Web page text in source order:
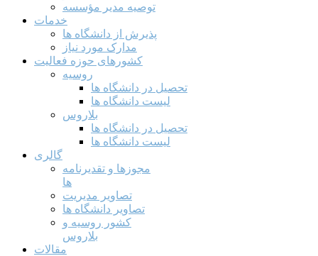
توصیه مدیر مؤسسه
خدمات
پذیرش از دانشگاه ها
مدارک مورد نیاز
کشورهای حوزه فعالیت
روسیه
تحصیل در دانشگاه ها
لیست دانشگاه ها
بلاروس
تحصیل در دانشگاه ها
لیست دانشگاه ها
گالری
مجوزها و تقدیرنامه
ها
تصاویر مدیریت
تصاویر دانشگاه ها
کشور روسیه و
بلاروس
مقالات